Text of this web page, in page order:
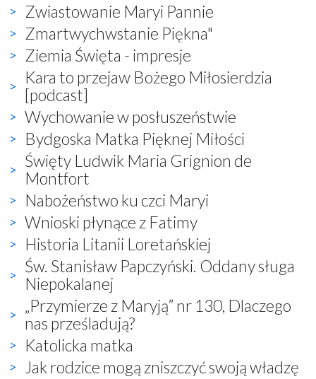
Zwiastowanie Maryi Pannie
Zmartwychwstanie Piękna"
Ziemia Święta - impresje
Kara to przejaw Bożego Miłosierdzia
[podcast]
Wychowanie w posłuszeństwie
Bydgoska Matka Pięknej Miłości
Święty Ludwik Maria Grignion de
Montfort
Nabożeństwo ku czci Maryi
Wnioski płynące z Fatimy
Historia Litanii Loretańskiej
Św. Stanisław Papczyński. Oddany sługa
Niepokalanej
„Przymierze z Maryją” nr 130, Dlaczego
nas prześladują?
Katolicka matka
Jak rodzice mogą zniszczyć swoją władzę